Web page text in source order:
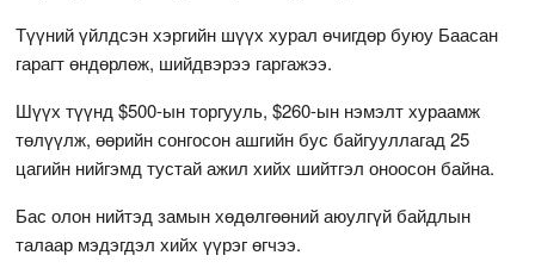
Түүний үйлдсэн хэргийн шүүх хурал өчигдөр буюу Баасан
гарагт өндөрлөж, шийдвэрээ гаргажээ.
Шүүх түүнд $500-ын торгууль, $260-ын нэмэлт хураамж
төлүүлж, өөрийн сонгосон ашгийн бус байгууллагад 25
цагийн нийгэмд тустай ажил хийх шийтгэл оноосон байна.
Бас олон нийтэд замын хөдөлгөөний аюулгүй байдлын
талаар мэдэгдэл хийх үүрэг өгчээ.